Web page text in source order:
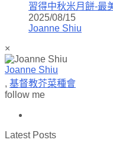
習得中秋米月餅-最
2025/08/15
Joanne Shiu
×
Joanne Shiu
, 基督教芥菜種會
follow me
Latest Posts